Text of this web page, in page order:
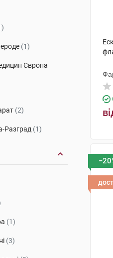
(1)
Європа
(2)
Разград (1)
Індастрі
(1)
(1)
(3)